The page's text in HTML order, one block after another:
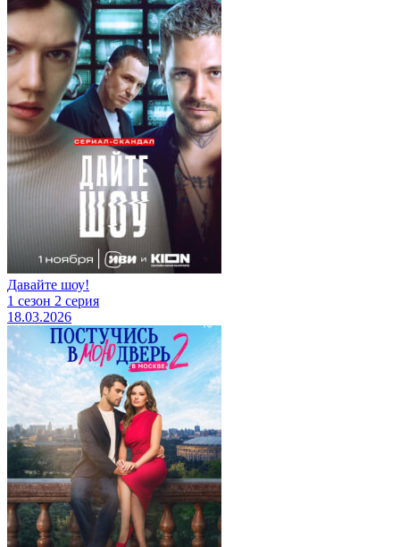
Давайте шоу!
1 сезон 2 серия
18.03.2026